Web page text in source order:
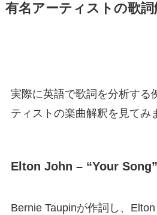
有名アーティストの歌詞
実際に英語で歌詞を分析する
ティストの楽曲解釈を見てみ
Elton John – “Your Song”
Bernie Taupinが作詞し、